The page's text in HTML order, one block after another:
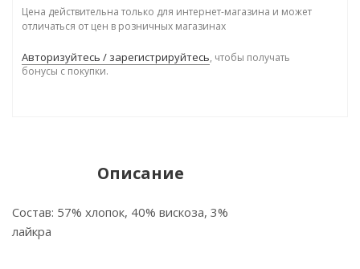
Цена действительна только для интернет-магазина и может
отличаться от цен в розничных магазинах
Авторизуйтесь / зарегистрируйтесь, чтобы получать
бонусы с покупки.
Описание
Состав: 57% хлопок, 40% вискоза, 3%
лайкра